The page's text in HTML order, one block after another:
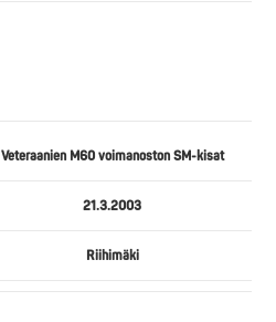
Veteraanien M60 voimanoston SM-kisat
21.3.2003
Riihimäki